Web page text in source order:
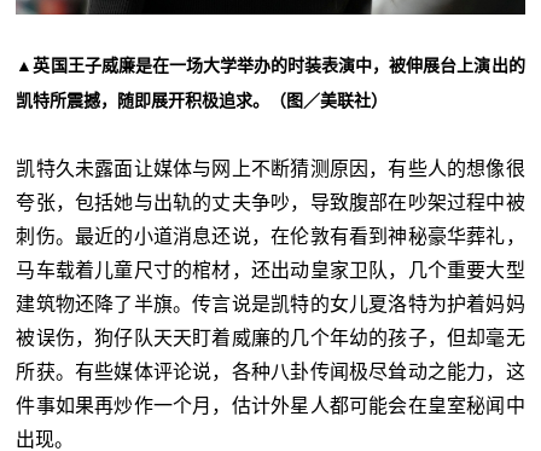
▲英国王子威廉是在一场大学举办的时装表演中，被伸展台上演出的
凯特所震撼，随即展开积极追求。（图／美联社）
凯特久未露面让媒体与网上不断猜测原因，有些人的想像很
夸张，包括她与出轨的丈夫争吵，导致腹部在吵架过程中被
刺伤。最近的小道消息还说，在伦敦有看到神秘豪华葬礼，
马车载着儿童尺寸的棺材，还出动皇家卫队，几个重要大型
建筑物还降了半旗。传言说是凯特的女儿夏洛特为护着妈妈
被误伤，狗仔队天天盯着威廉的几个年幼的孩子，但却毫无
所获。有些媒体评论说，各种八卦传闻极尽耸动之能力，这
件事如果再炒作一个月，估计外星人都可能会在皇室秘闻中
出现。